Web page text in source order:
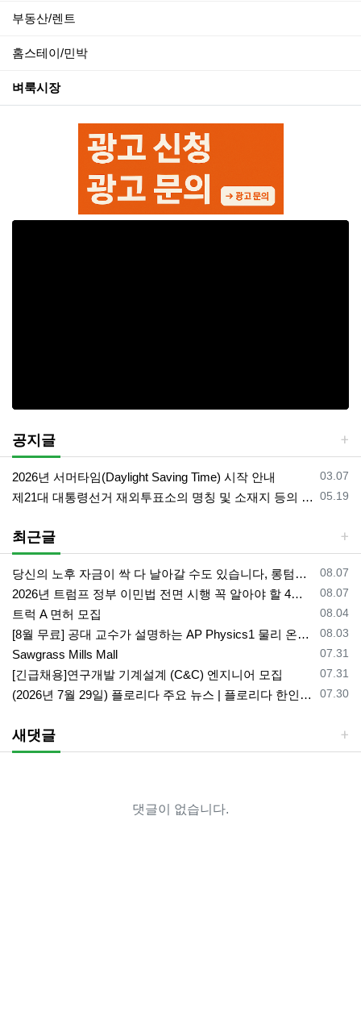
부동산/렌트
홈스테이/민박
벼룩시장
공지글
등록일
03.07
2026년 서머타임(Daylight Saving Time) 시작 안내
등록일
05.19
제21대 대통령선거 재외투표소의 명칭 및 소재지 등의 공고/올랜도 제외 투표소
최근글
등록일
08.07
당신의 노후 자금이 싹 다 날아갈 수도 있습니다, 롱텀케어 준비 하기
등록일
08.07
2026년 트럼프 정부 이민법 전면 시행 꼭 알아야 할 4가지!!
등록일
08.04
트럭 A 면허 모집
등록일
08.03
[8월 무료] 공대 교수가 설명하는 AP Physics1 물리 온라인 강의
등록일
07.31
Sawgrass Mills Mall
등록일
07.31
[긴급채용]연구개발 기계설계 (C&C) 엔지니어 모집
등록일
07.30
(2026년 7월 29일) 플로리다 주요 뉴스 | 플로리다 한인 닷컴
새댓글
댓글이 없습니다.